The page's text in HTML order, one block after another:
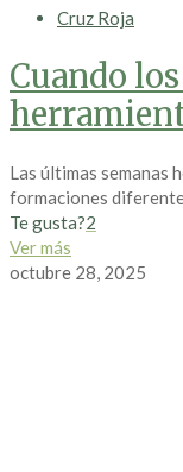
Cruz Roja
Cuando
Las últimas semanas
formaciones
Te gusta?2
Ver más
octubre 28, 2025